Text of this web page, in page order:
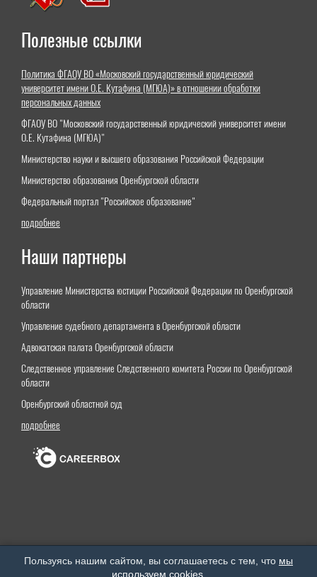
Полезные ссылки
Политика ФГАОУ ВО «Московский государственный юридический
университет имени О.Е. Кутафина (МГЮА)» в отношении обработки
персональных данных
ФГАОУ ВО "Московский государственный юридический университет имени
О.Е. Кутафина (МГЮА)"
Министерство науки и высшего образования Российской Федерации
Министерство образования Оренбургской области
Федеральный портал "Российское образование"
подробнее
Наши партнеры
Управление Министерства юстиции Российской Федерации по Оренбургской
области
Управление судебного департамента в Оренбургской области
Адвокатская палата Оренбургской области
Следственное управление Следственного комитета России по Оренбургской
области
Оренбургский областной суд
подробнее
Пользуясь нашим сайтом, вы соглашаетесь с тем, что мы
используем cookies.
Оренбургский институт (филиал) федерального государственного бюджетного образовательного
учреждения высшего образования «Московский государственный юридический университет